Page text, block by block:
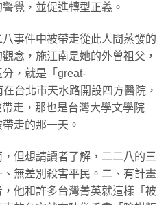
覺，並促進轉型正義。
事件中被帶走從此人間蒸發的
念，施江南是她的外曾祖父，
，就是「great-
台北市天水路開設四方醫院，
走，那也是台灣大學文學院
走的那一天。
但想請讀者了解，二二八的三
無差別殺害平民。二、有計畫
他和許多台灣菁英就這樣「被